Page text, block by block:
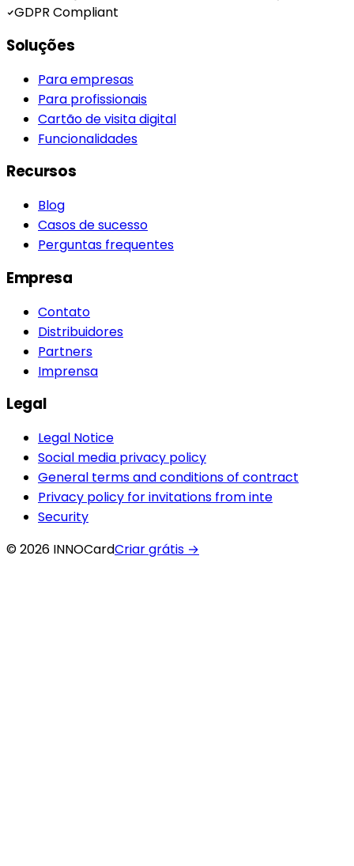
GDPR Compliant
Soluções
Para empresas
Para profissionais
Cartão de visita digital
Funcionalidades
Recursos
Blog
Casos de sucesso
Perguntas frequentes
Empresa
Contato
Distribuidores
Partners
Imprensa
Legal
Legal Notice
Social media privacy policy
General terms and conditions of contract
Privacy policy for invitations from inte
Security
© 2026 INNOCardCriar grátis →